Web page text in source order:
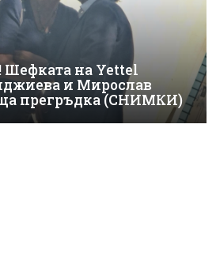
на Yettel
и Мирослав
прегръдка (СНИМКИ)